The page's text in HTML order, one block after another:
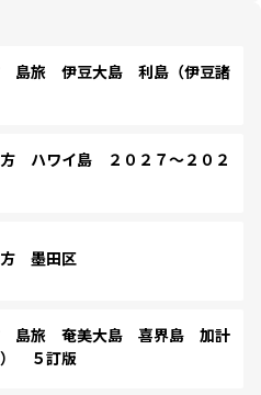
島旅 伊豆大島 利島（伊豆諸
ハワイ島 ２０２７～２０２
墨田区
島旅 奄美大島 喜界島 加計
） ５訂版